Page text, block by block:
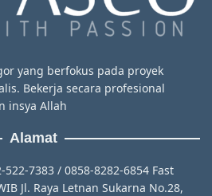
yang berfokus pada proyek
Bekerja secara profesional
insya Allah
Alamat
7383 / 0858-8282-6854 Fast
Jl. Raya Letnan Sukarna No.28,